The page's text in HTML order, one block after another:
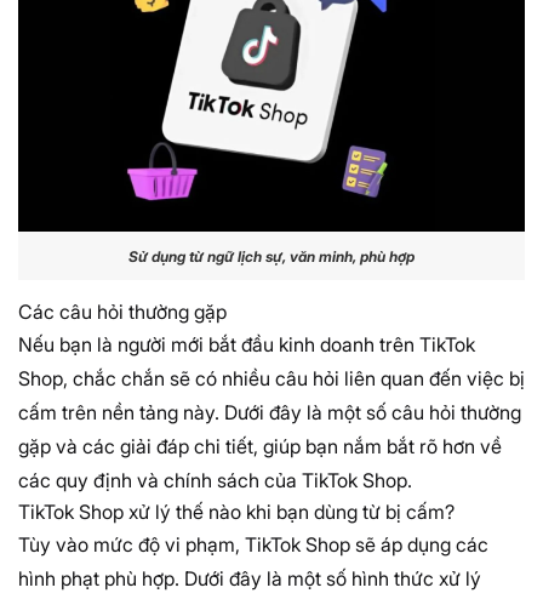
Sử dụng từ ngữ lịch sự, văn minh, phù hợp
Các câu hỏi thường gặp
Nếu bạn là người mới bắt đầu kinh doanh trên TikTok
Shop, chắc chắn sẽ có nhiều câu hỏi liên quan đến việc bị
cấm trên nền tảng này. Dưới đây là một số câu hỏi thường
gặp và các giải đáp chi tiết, giúp bạn nắm bắt rõ hơn về
các quy định và chính sách của TikTok Shop.
TikTok Shop xử lý thế nào khi bạn dùng từ bị cấm?
Tùy vào mức độ vi phạm, TikTok Shop sẽ áp dụng các
hình phạt phù hợp. Dưới đây là một số hình thức xử lý